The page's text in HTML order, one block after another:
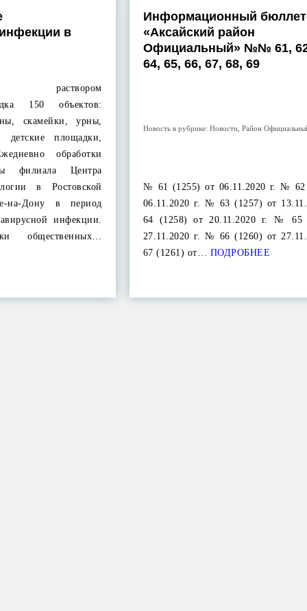
в
раствором
150 объектов:
скамейки, урны,
детские площадки,
обработки
филиала Центра
в Ростовской
на-Дону в период
инфекции.
общественных…
Информационный
«Аксайский район
Официальный» №№ 61,
64, 65, 66, 67, 68, 69
Новость в рубрике: Новости, Район
№ 61 (1255) от 06.11.2020 г. № 62
06.11.2020 г. № 63 (1257) от
64 (1258) от 20.11.2020 г. № 65
27.11.2020 г. № 66 (1260) от
67 (1261) от… ПОДРОБНЕЕ